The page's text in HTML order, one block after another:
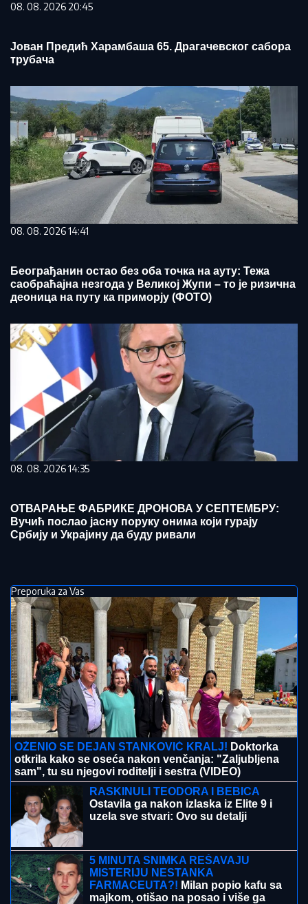
08. 08. 2026 20:45
Јован Предић Харамбаша 65. Драгачевског сабора
трубача
08. 08. 2026 14:41
Београђанин остао без оба точка на ауту: Тежа
саобраћајна незгода у Великој Жупи – то је ризична
деоница на путу ка приморју (ФОТО)
08. 08. 2026 14:35
ОТВАРАЊЕ ФАБРИКЕ ДРОНОВА У СЕПТЕМБРУ:
Вучић послао јасну поруку онима који гурају
Србију и Украјину да буду ривали
Preporuka za Vas
OŽENIO SE DEJAN STANKOVIĆ KRALJ! Doktorka
otkrila kako se oseća nakon venčanja: "Zaljubljena
sam", tu su njegovi roditelji i sestra (VIDEO)
RASKINULI TEODORA I BEBICA
Ostavila ga nakon izlaska iz Elite 9 i
uzela sve stvari: Ovo su detalji
5 MINUTA SNIMKA REŠAVAJU
MISTERIJU NESTANKA
FARMACEUTA?! Milan popio kafu sa
majkom, otišao na posao i više ga